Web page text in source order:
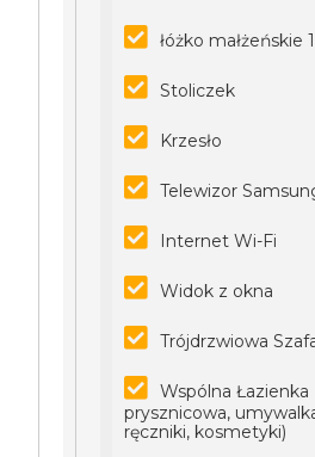
łóżko małżeńskie
Stoliczek
Krzesło
Telewizor
Internet Wi-Fi
Widok z okna
Trójdrzwiowa
Wspólna Łazienka
prysznicowa,
ręczniki, kosmetyki)